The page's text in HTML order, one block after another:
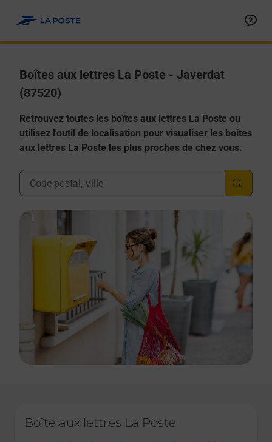
Boîtes aux lettres La Poste - Javerdat
(87520)
Retrouvez toutes les boîtes aux lettres La Poste ou
utilisez l'outil de localisation pour visualiser les boîtes
aux lettres La Poste les plus proches de chez vous.
Ville, Département, Code Postal
Boîte aux lettres La Poste